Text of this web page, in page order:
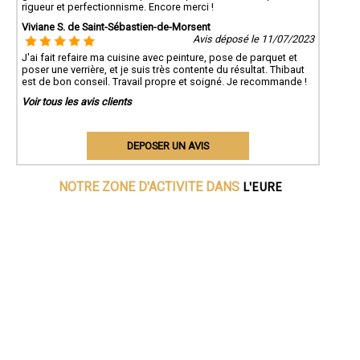
rigueur et perfectionnisme. Encore merci !
Viviane S. de Saint-Sébastien-de-Morsent
Avis déposé le 11/07/2023
J'ai fait refaire ma cuisine avec peinture, pose de parquet et
poser une verrière, et je suis très contente du résultat. Thibaut
est de bon conseil. Travail propre et soigné. Je recommande !
Voir tous les avis clients
DEPOSER UN AVIS
NOTRE ZONE D'ACTIVITE DANS L'EURE